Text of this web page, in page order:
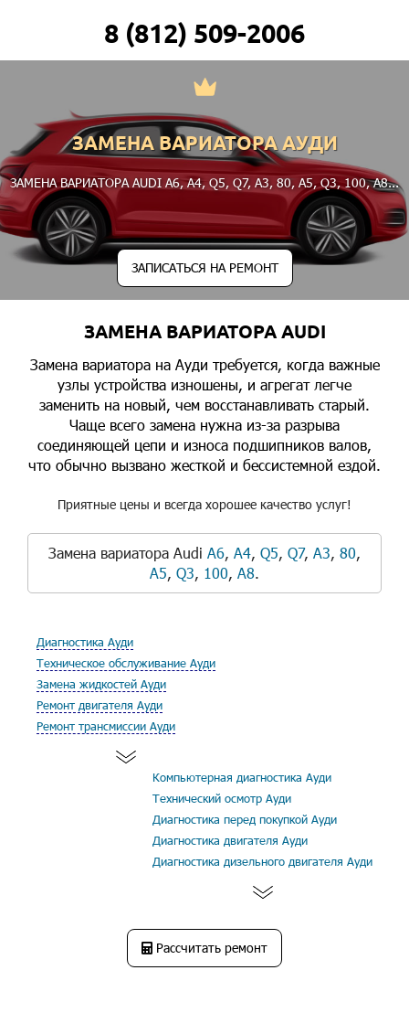
8 (812) 509-2006
ЗАМЕНА ВАРИАТОРА АУДИ
ЗАМЕНА ВАРИАТОРА AUDI A6,A4, Q5, Q7, A3, 80, A5,Q3,100,A8...
ЗАПИСАТЬСЯ НА РЕМОНТ
ЗАМЕНА ВАРИАТОРА AUDI
Замена вариатора на Ауди требуется, когда важные
узлы устройства изношены, и агрегат легче
заменить на новый, чем восстанавливать старый.
Чаще всего замена нужна из-за разрыва
соединяющей цепи и износа подшипников валов,
что обычно вызвано жесткой и бессистемной ездой.
Приятные цены и всегда хорошее качество услуг!
Замена вариатора Audi A6, A4, Q5, Q7, A3, 80,
A5, Q3, 100, A8.
Диагностика Ауди
Техническое обслуживание Ауди
Замена жидкостей Ауди
Ремонт двигателя Ауди
Ремонт трансмиссии Ауди
Компьютерная диагностика Ауди
Технический осмотр Ауди
Диагностика перед покупкой Ауди
Диагностика двигателя Ауди
Диагностика дизельного двигателя Ауди
Рассчитать ремонт